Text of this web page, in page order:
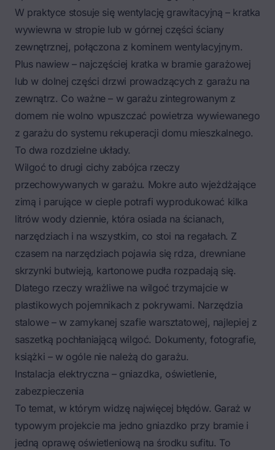
W praktyce stosuje się wentylację grawitacyjną – kratka
wywiewna w stropie lub w górnej części ściany
zewnętrznej, połączona z kominem wentylacyjnym.
Plus nawiew – najczęściej kratka w bramie garażowej
lub w dolnej części drzwi prowadzących z garażu na
zewnątrz. Co ważne – w garażu zintegrowanym z
domem nie wolno wpuszczać powietrza wywiewanego
z garażu do systemu rekuperacji domu mieszkalnego.
To dwa rozdzielne układy.
Wilgoć to drugi cichy zabójca rzeczy
przechowywanych w garażu. Mokre auto wjeżdżające
zimą i parujące w cieple potrafi wyprodukować kilka
litrów wody dziennie, która osiada na ścianach,
narzędziach i na wszystkim, co stoi na regałach. Z
czasem na narzędziach pojawia się rdza, drewniane
skrzynki butwieją, kartonowe pudła rozpadają się.
Dlatego rzeczy wrażliwe na wilgoć trzymajcie w
plastikowych pojemnikach z pokrywami. Narzędzia
stalowe – w zamykanej szafie warsztatowej, najlepiej z
saszetką pochłaniającą wilgoć. Dokumenty, fotografie,
książki – w ogóle nie należą do garażu.
Instalacja elektryczna – gniazdka, oświetlenie,
zabezpieczenia
To temat, w którym widzę najwięcej błędów. Garaż w
typowym projekcie ma jedno gniazdko przy bramie i
jedną oprawę oświetleniową na środku sufitu. To